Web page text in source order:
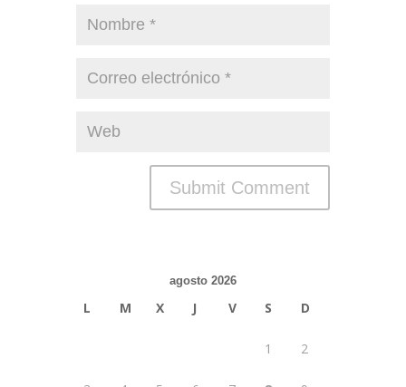
agosto 2026
L M X J V S D
1 2